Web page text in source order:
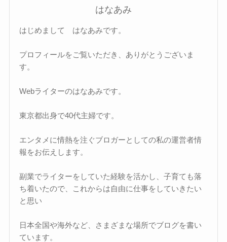
はなあみ
はじめまして はなあみです。
プロフィールをご覧いただき、ありがとうございま
す。
Webライターのはなあみです。
東京都出身で40代主婦です。
エンタメに情熱を注ぐブロガーとしての私の運営者情
報をお伝えします。
副業でライターをしていた経験を活かし、子育ても落
ち着いたので、これからは自由に仕事をしていきたい
と思い
日本全国や海外など、さまざまな場所でブログを書い
ています。